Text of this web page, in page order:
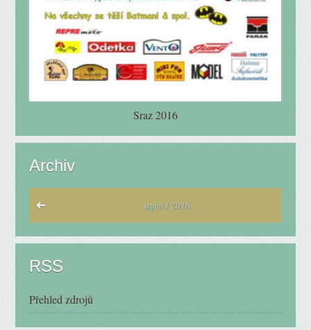
Sraz 2016
Archiv
srpen / 2026
RSS
Přehled zdrojů